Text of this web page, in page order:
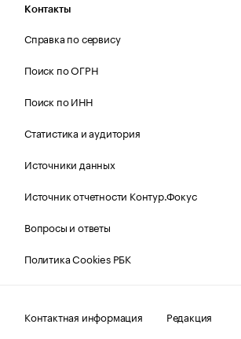
Контакты
Справка по сервису
Поиск по ОГРН
Поиск по ИНН
Статистика и аудитория
Источники данных
Источник отчетности Контур.Фокус
Вопросы и ответы
Политика Cookies РБК
Контактная информация
Редакция